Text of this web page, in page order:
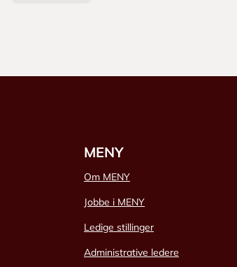
MENY
Om MENY
Jobbe i MENY
Ledige stillinger
Administrative ledere